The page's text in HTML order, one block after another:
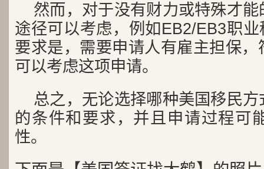
然而，对于没有财力或特殊才
途径可以考虑，例如EB2/EB3职
要求是，需要申请人有雇主担保
可以考虑这项申请。
总之，无论选择哪种美国移民
的条件和要求，并且申请过程可
性。